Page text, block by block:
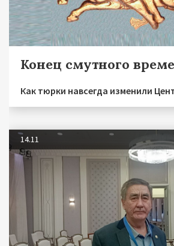
Конец смутного
Как тюрки навсегда изменили
14.11